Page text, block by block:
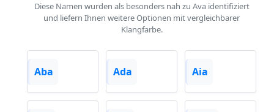
Diese Namen wurden als besonders nah zu Ava identifiziert
und liefern Ihnen weitere Optionen mit vergleichbarer
Klangfarbe.
Aba Ada Aia